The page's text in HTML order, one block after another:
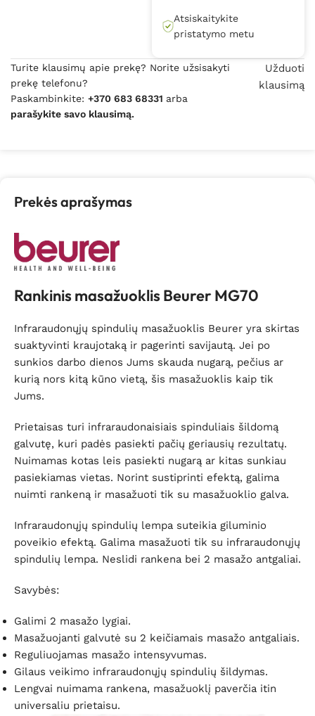
Atsiskaitykite
pristatymo metu
Turite klausimų apie prekę? Norite užsisakyti
prekę telefonu?
Paskambinkite: +370 683 68331 arba
parašykite savo klausimą.
Užduoti
klausimą
Prekės aprašymas
Rankinis masažuoklis Beurer MG70
Infraraudonųjų spindulių masažuoklis Beurer yra skirtas
suaktyvinti kraujotaką ir pagerinti savijautą. Jei po
sunkios darbo dienos Jums skauda nugarą, pečius ar
kurią nors kitą kūno vietą, šis masažuoklis kaip tik
Jums.
Prietaisas turi infraraudonaisiais spinduliais šildomą
galvutę, kuri padės pasiekti pačių geriausių rezultatų.
Nuimamas kotas leis pasiekti nugarą ar kitas sunkiau
pasiekiamas vietas. Norint sustiprinti efektą, galima
nuimti rankeną ir masažuoti tik su masažuoklio galva.
Infraraudonųjų spindulių lempa suteikia giluminio
poveikio efektą. Galima masažuoti tik su infraraudonųjų
spindulių lempa. Neslidi rankena bei 2 masažo antgaliai.
Savybės:
Galimi 2 masažo lygiai.
Masažuojanti galvutė su 2 keičiamais masažo antgaliais.
Reguliuojamas masažo intensyvumas.
Gilaus veikimo infraraudonųjų spindulių šildymas.
Lengvai nuimama rankena, masažuoklį paverčia itin
universaliu prietaisu.